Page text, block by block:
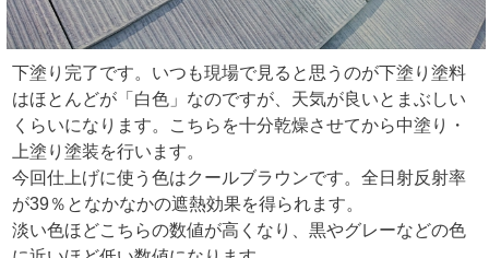
下塗り完了です。いつも現場で見ると思うのが下塗り塗料
はほとんどが「白色」なのですが、天気が良いとまぶしい
くらいになります。こちらを十分乾燥させてから中塗り・
上塗り塗装を行います。
今回仕上げに使う色はクールブラウンです。全日射反射率
が39％となかなかの遮熱効果を得られます。
淡い色ほどこちらの数値が高くなり、黒やグレーなどの色